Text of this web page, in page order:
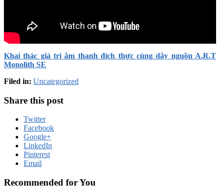
Khai thác giá trị âm thanh đích thực cùng dây nguồn A.R.T
Monolith SE
Filed in: Uncategorized
Share this post
Twitter
Facebook
Google+
LinkedIn
Pinterest
Email
Recommended for You